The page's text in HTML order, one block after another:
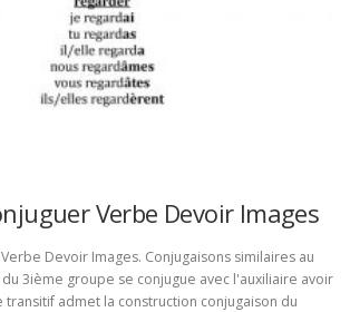
Verbe Devoir Images
Devoir Images. Conjugaisons similaires au
3ième groupe se conjugue avec l'auxiliaire avoir
admet la construction conjugaison du